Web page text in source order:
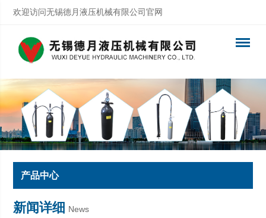
欢迎访问无锡德月液压机械有限公司官网
产品中心
新闻详细 News